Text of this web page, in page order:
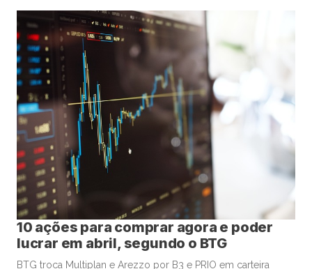
10 ações para comprar agora e poder
lucrar em abril, segundo o BTG
BTG troca Multiplan e Arezzo por B3 e PRIO em carteira